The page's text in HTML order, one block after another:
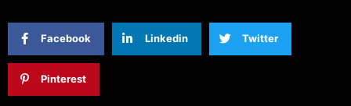
Facebook Linkedin Twitter
Pinterest